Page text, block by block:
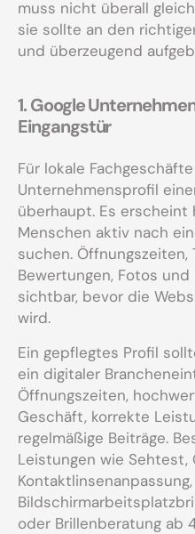
muss nicht überall
sie sollte an den
und überzeugend
1. Google
Eingangstür
Für lokale
Unternehmensprofil
überhaupt. Es erscheint
Menschen aktiv nach
suchen. Öffnungszeiten,
Bewertungen, Fotos
sichtbar, bevor die
wird.
Ein gepflegtes Profil
ein digitaler
Öffnungszeiten,
Geschäft, korrekte
regelmäßige Beiträge.
Leistungen wie
oder Brillenberatung ab